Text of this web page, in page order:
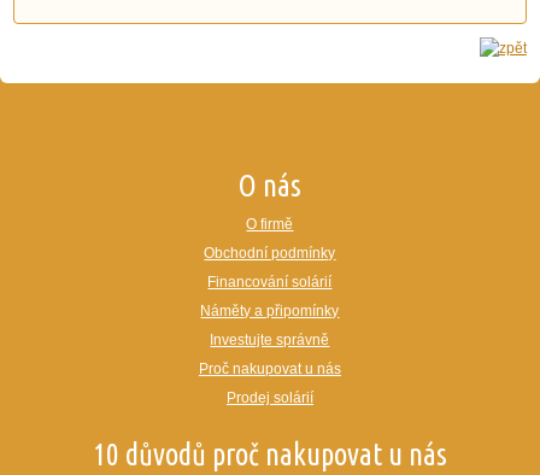
O nás
O firmě
Obchodní podmínky
Financování solárií
Náměty a připomínky
Investujte správně
Proč nakupovat u nás
Prodej solárií
10 důvodů proč nakupovat u nás